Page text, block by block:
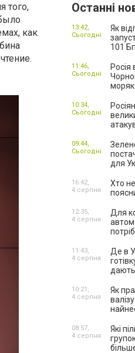
того,
как
Останні
Як
101
13:42,
Сьогодні
11:46,
Сьогодні
10:34,
Сьогодні
для
09:44,
Сьогодні
Хто
16:42,
4 серпня
Для
12:35,
4 серпня
Де в
дають
11:43,
4 серпня
Як
10:21,
4 серпня
Які
08:57,
4 серпня